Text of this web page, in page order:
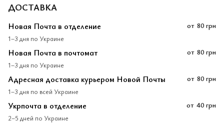
ДОСТАВКА
Новая Почта в отделение
1–3 дня по Украине
от 80 грн
Новая Почта в почтомат
1–3 дня по Украине
от 80 грн
Адресная доставка курьером Новой Почты
1–3 дня по всей Украине
от 80 грн
Укрпочта в отделение
2–5 дней по Украине
от 40 грн